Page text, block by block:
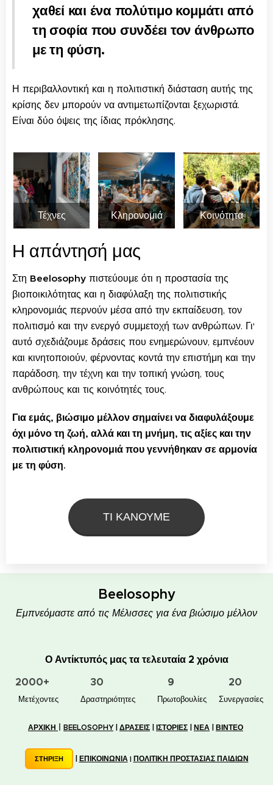
χαθεί και ένα πολύτιμο κομμάτι από
τη σοφία που συνδέει τον άνθρωπο
με τη φύση.
Η περιβαλλοντική και η πολιτιστική διάσταση αυτής της
κρίσης δεν μπορούν να αντιμετωπίζονται ξεχωριστά.
Είναι δύο όψεις της ίδιας πρόκλησης.
Τέχνες Κληρονομιά Κοινότητα
Η απάντησή μας
Στη Beelosophy πιστεύουμε ότι η προστασία της
βιοποικιλότητας και η διαφύλαξη της πολιτιστικής
κληρονομιάς περνούν μέσα από την εκπαίδευση, τον
πολιτισμό και την ενεργό συμμετοχή των ανθρώπων. Γι'
αυτό σχεδιάζουμε δράσεις που ενημερώνουν, εμπνέουν
και κινητοποιούν, φέρνοντας κοντά την επιστήμη και την
παράδοση, την τέχνη και την τοπική γνώση, τους
ανθρώπους και τις κοινότητές τους.
Για εμάς, βιώσιμο μέλλον σημαίνει να διαφυλάξουμε
όχι μόνο τη ζωή, αλλά και τη μνήμη, τις αξίες και την
πολιτιστική κληρονομιά που γεννήθηκαν σε αρμονία
με τη φύση.
ΤΙ ΚΑΝΟΥΜΕ
Beelosophy
Εμπνεόμαστε από τις Μέλισσες για ένα βιώσιμο μέλλον
Ο Αντίκτυπός μας τα τελευταία 2 χρόνια
2000+
👥 Μετέχοντες
30
✋📚 Δραστηριότητες
9
🐝🏠 Πρωτοβουλίες
20
🤝 Συνεργασίες
ΑΡΧΙΚΗ | BEELOSOPHY| ΔΡΑΣΕΙΣ ΙΣΤΟΡΙΕΣ ΝΕΑ ΒΙΝΤΕΟ
ΣΤΗΡΙΞΗ ΕΠΙΚΟΙΝΩΝΙΑ | ΠΟΛΙΤΙΚΗ ΠΡΟΣΤΑΣΙΑΣ ΠΑΙΔΙΩΝ